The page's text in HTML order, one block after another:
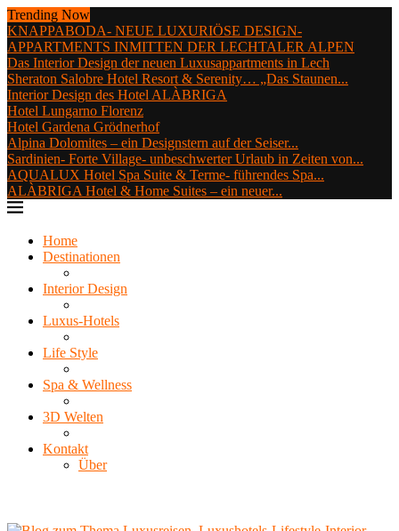
Trending Now
KNAPPABODA- NEUE LUXURIÖSE DESIGN-
APPARTMENTS INMITTEN DER LECHTALER ALPEN
Das Interior Design der neuen Luxusappartments in Lech
Sheraton Salobre Hotel Resort & Serenity… „Das Staunen...
Interior Design des Hotel ALÀBRIGA
Hotel Lungarno Florenz
Hotel Gardena Grödnerhof
Alpina Dolomites – ein Designstern auf der Seiser...
Sardinien- Forte Village- unbeschwerter Urlaub in Zeiten von...
AQUALUX Hotel Spa Suite & Terme- führendes Spa...
ALÀBRIGA Hotel & Home Suites – ein neuer...
Home
Destinationen
Interior Design
Luxus-Hotels
Life Style
Spa & Wellness
3D Welten
Kontakt
Über